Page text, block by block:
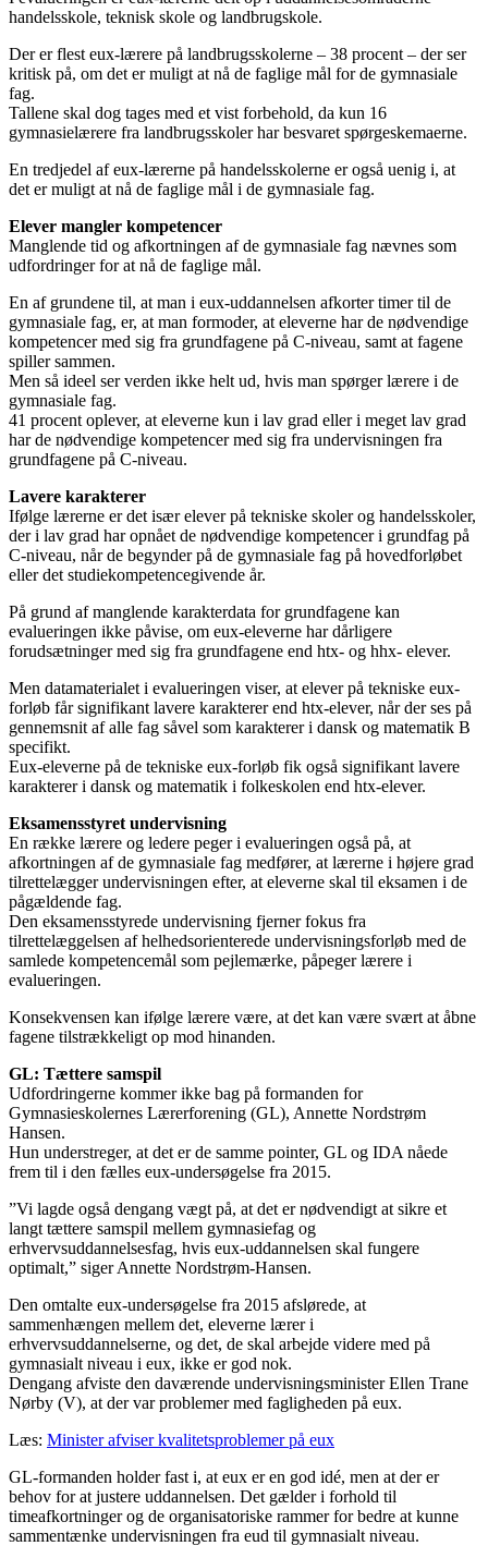
handelsskole, teknisk skole og landbrugskole.
Der er flest eux-lærere på landbrugsskolerne – 38 procent – der ser
kritisk på, om det er muligt at nå de faglige mål for de gymnasiale
fag.
Tallene skal dog tages med et vist forbehold, da kun 16
gymnasielærere fra landbrugsskoler har besvaret spørgeskemaerne.
En tredjedel af eux-lærerne på handelsskolerne er også uenig i, at
det er muligt at nå de faglige mål i de gymnasiale fag.
Elever mangler kompetencer
Manglende tid og afkortningen af de gymnasiale fag nævnes som
udfordringer for at nå de faglige mål.
En af grundene til, at man i eux-uddannelsen afkorter timer til de
gymnasiale fag, er, at man formoder, at eleverne har de nødvendige
kompetencer med sig fra grundfagene på C-niveau, samt at fagene
spiller sammen.
Men så ideel ser verden ikke helt ud, hvis man spørger lærere i de
gymnasiale fag.
41 procent oplever, at eleverne kun i lav grad eller i meget lav grad
har de nødvendige kompetencer med sig fra undervisningen fra
grundfagene på C-niveau.
Lavere karakterer
Ifølge lærerne er det især elever på tekniske skoler og handelsskoler,
der i lav grad har opnået de nødvendige kompetencer i grundfag på
C-niveau, når de begynder på de gymnasiale fag på hovedforløbet
eller det studiekompetencegivende år.
På grund af manglende karakterdata for grundfagene kan
evalueringen ikke påvise, om eux-eleverne har dårligere
forudsætninger med sig fra grundfagene end htx- og hhx- elever.
Men datamaterialet i evalueringen viser, at elever på tekniske eux-
forløb får signifikant lavere karakterer end htx-elever, når der ses på
gennemsnit af alle fag såvel som karakterer i dansk og matematik B
specifikt.
Eux-eleverne på de tekniske eux-forløb fik også signifikant lavere
karakterer i dansk og matematik i folkeskolen end htx-elever.
Eksamensstyret undervisning
En række lærere og ledere peger i evalueringen også på, at
afkortningen af de gymnasiale fag medfører, at lærerne i højere grad
tilrettelægger undervisningen efter, at eleverne skal til eksamen i de
pågældende fag.
Den eksamensstyrede undervisning fjerner fokus fra
tilrettelæggelsen af helhedsorienterede undervisningsforløb med de
samlede kompetencemål som pejlemærke, påpeger lærere i
evalueringen.
Konsekvensen kan ifølge lærere være, at det kan være svært at åbne
fagene tilstrækkeligt op mod hinanden.
GL: Tættere samspil
Udfordringerne kommer ikke bag på formanden for
Gymnasieskolernes Lærerforening (GL), Annette Nordstrøm
Hansen.
Hun understreger, at det er de samme pointer, GL og IDA nåede
frem til i den fælles eux-undersøgelse fra 2015.
”Vi lagde også dengang vægt på, at det er nødvendigt at sikre et
langt tættere samspil mellem gymnasiefag og
erhvervsuddannelsesfag, hvis eux-uddannelsen skal fungere
optimalt,” siger Annette Nordstrøm-Hansen.
Den omtalte eux-undersøgelse fra 2015 afslørede, at
sammenhængen mellem det, eleverne lærer i
erhvervsuddannelserne, og det, de skal arbejde videre med på
gymnasialt niveau i eux, ikke er god nok.
Dengang afviste den daværende undervisningsminister Ellen Trane
Nørby (V), at der var problemer med fagligheden på eux.
Læs: Minister afviser kvalitetsproblemer på eux
GL-formanden holder fast i, at eux er en god idé, men at der er
behov for at justere uddannelsen. Det gælder i forhold til
timeafkortninger og de organisatoriske rammer for bedre at kunne
sammentænke undervisningen fra eud til gymnasialt niveau.